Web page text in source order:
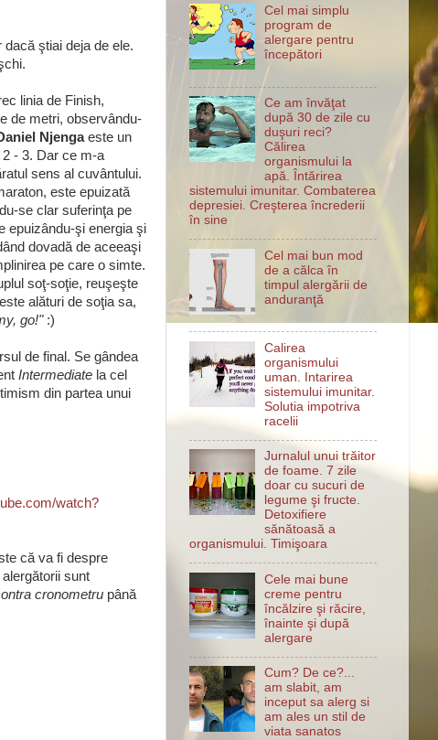
ştiai deja de ele.
linia de Finish,
de metri, observându-
Njengaeste un
- 3. Dar ce m-a
sens al cuvântului.
este epuizată
se clar suferinţa pe
epuizându-şi energia şi
dovadă de aceeaşi
pe care o simte.
soţ-soţie, reuşeşte
alături de soţia sa,
go!":)
de final. Se gândea
Intermediate la cel
din partea unui
watch?
că va fi despre
sunt
cronometru până
Cel mai simplu
program de
alergare pentru
începători
Ce am învăţat
după 30 de zile cu
duşuri reci?
Călirea
organismului la
apă. Întărirea
sistemului imunitar. Combaterea
depresiei. Creşterea încrederii
în sine
Cel mai bun mod
de a călca în
timpul alergării de
anduranţă
Calirea
organismului
uman. Intarirea
sistemului imunitar.
Solutia impotriva
racelii
Jurnalul unui trăitor
de foame. 7 zile
doar cu sucuri de
legume şi fructe.
Detoxifiere
sănătoasă a
organismului. Timişoara
Cele mai bune
creme pentru
încălzire şi răcire,
înainte şi după
alergare
Cum? De ce?...
am slabit, am
inceput sa alerg si
am ales un stil de
viata sanatos